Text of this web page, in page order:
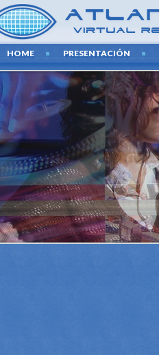
HOME PRESENTACIÓN